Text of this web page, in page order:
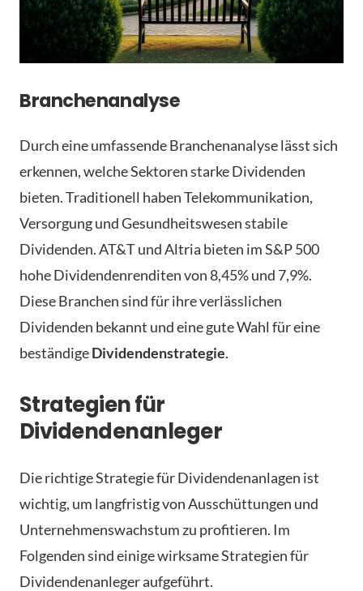
Branchenanalyse
Durch eine umfassende Branchenanalyse lässt sich
erkennen, welche Sektoren starke Dividenden
bieten. Traditionell haben Telekommunikation,
Versorgung und Gesundheitswesen stabile
Dividenden. AT&T und Altria bieten im S&P 500
hohe Dividendenrenditen von 8,45% und 7,9%.
Diese Branchen sind für ihre verlässlichen
Dividenden bekannt und eine gute Wahl für eine
beständigeDividendenstrategie.
Strategien für
Dividendenanleger
Die richtige Strategie für Dividendenanlagen ist
wichtig, um langfristig von Ausschüttungen und
Unternehmenswachstum zu profitieren. Im
Folgenden sind einige wirksame Strategien für
Dividendenanleger aufgeführt.